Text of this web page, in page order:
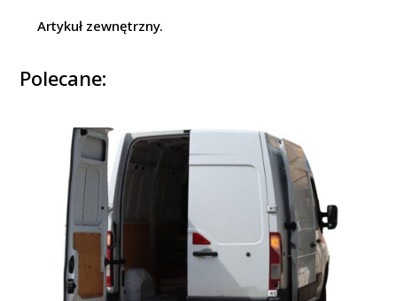
Artykuł zewnętrzny.
Polecane: